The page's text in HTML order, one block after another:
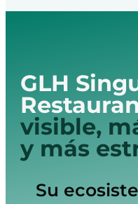
GLH
visible,
y más
Su